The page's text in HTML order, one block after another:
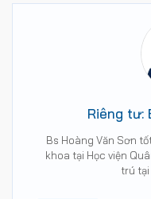
Riêng tư:
Bs Hoàng Văn Sơn
khoa tại Học viện
trú tại